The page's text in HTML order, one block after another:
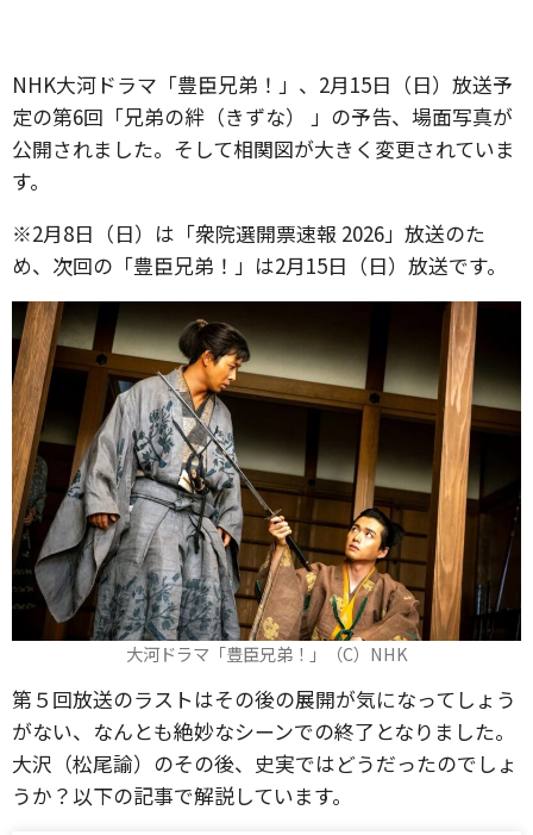
NHK大河ドラマ「豊臣兄弟！」、2月15日（日）放送予
定の第6回「兄弟の絆（きずな） 」の予告、場面写真が
公開されました。そして相関図が大きく変更されていま
す。
※2月8日（日）は「衆院選開票速報 2026」放送のた
め、次回の「豊臣兄弟！」は2月15日（日）放送です。
大河ドラマ「豊臣兄弟！」（C）NHK
第５回放送のラストはその後の展開が気になってしょう
がない、なんとも絶妙なシーンでの終了となりました。
大沢（松尾諭）のその後、史実ではどうだったのでしょ
うか？以下の記事で解説しています。